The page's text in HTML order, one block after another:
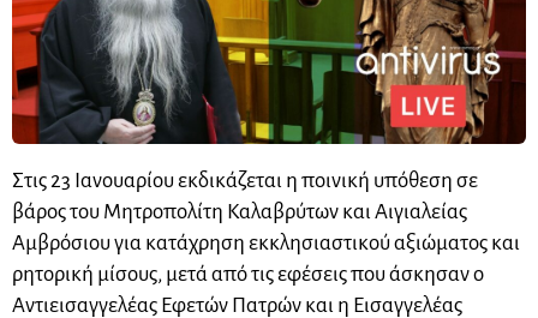
Στις 23 Ιανουαρίου εκδικάζεται η ποινική υπόθεση σε
βάρος του Μητροπολίτη Καλαβρύτων και Αιγιαλείας
Αμβρόσιου για κατάχρηση εκκλησιαστικού αξιώματος και
ρητορική μίσους, μετά από τις εφέσεις που άσκησαν ο
Αντιεισαγγελέας Εφετών Πατρών και η Εισαγγελέας